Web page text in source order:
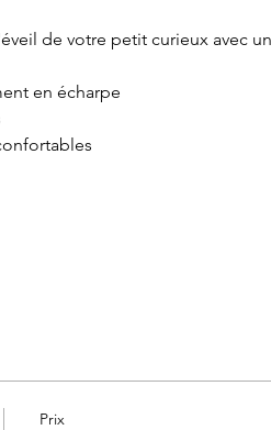
de votre petit curieux avec
en écharpe
Prix